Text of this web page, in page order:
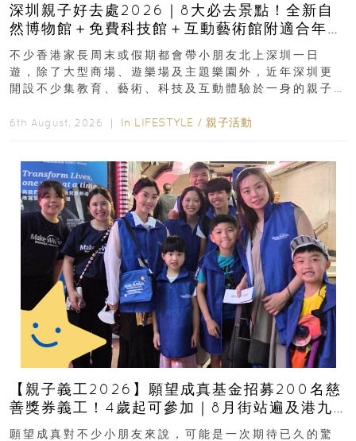
深圳親子好去處2026｜8大必去景點！全新自
然博物館＋免費科技館＋互動藝術館附適合年
齡、交通、門票、開放時間
不少香港家長周末或假期都會帶小朋友北上深圳一日
遊，除了大型商場、遊樂場及主題樂園外，近年深圳更
開設不少集教育、藝術、科技及互動體驗於一身的親子
6th August, 2026 ｜ In LIFESTYLE / 親子活動
【親子義工2026】願望成真基金招募200名慈
善獎券義工！4歲起可參加｜8月街站遍及港九
新界
願望成真對不少小朋友來說，可能是一次期待已久的驚